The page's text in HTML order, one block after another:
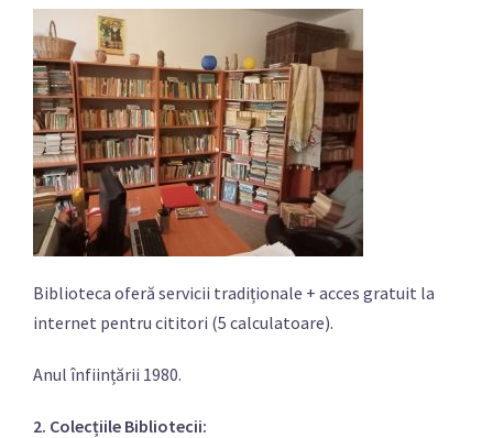
Biblioteca oferă servicii tradiționale + acces gratuit la
internet pentru cititori (5 calculatoare).
Anul înființării 1980.
2. Colecțiile Bibliotecii: